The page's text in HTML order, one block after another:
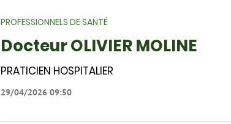
PROFESSIONNELS DE SANTÉ
Docteur OLIVIER MOLINE
PRATICIEN HOSPITALIER
29/04/2026 09:50